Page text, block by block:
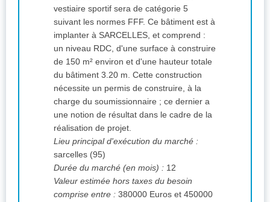
vestiaire sportif sera de catégorie 5
suivant les normes FFF. Ce bâtiment est à
implanter à SARCELLES, et comprend :
un niveau RDC, d'une surface à construire
de 150 m² environ et d'une hauteur totale
du bâtiment 3.20 m. Cette construction
nécessite un permis de construire, à la
charge du soumissionnaire ; ce dernier a
une notion de résultat dans le cadre de la
réalisation de projet.
Lieu principal d'exécution du marché :
sarcelles (95)
Durée du marché (en mois) : 12
Valeur estimée hors taxes du besoin
comprise entre :